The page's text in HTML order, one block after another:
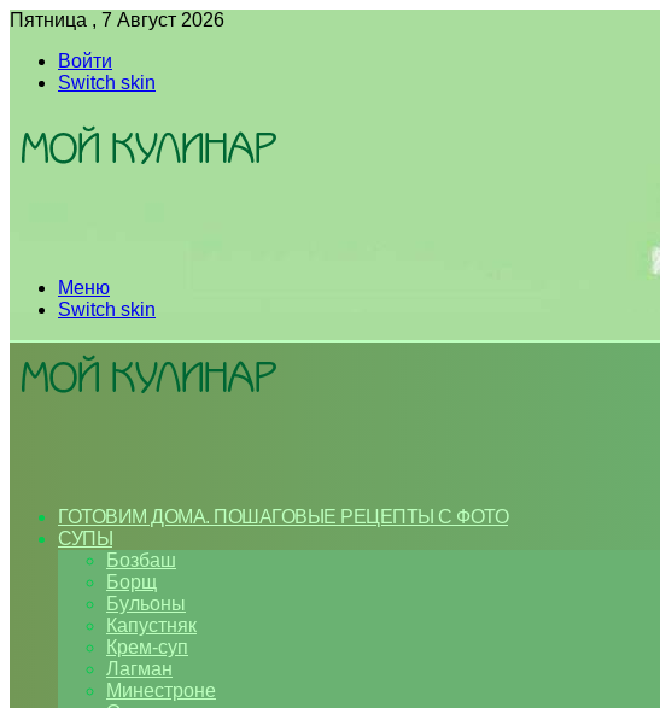
Пятница , 7 Август 2026
Войти
Switch skin
Меню
Switch skin
ГОТОВИМ ДОМА. ПОШАГОВЫЕ РЕЦЕПТЫ С ФОТО
СУПЫ
Бозбаш
Борщ
Бульоны
Капустняк
Крем-суп
Лагман
Минестроне